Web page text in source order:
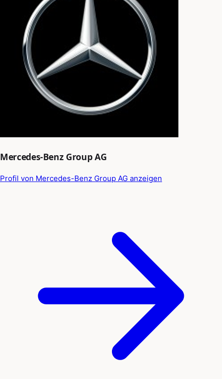
Mercedes-Benz Group AG
Profil von Mercedes-Benz Group AG anzeigen